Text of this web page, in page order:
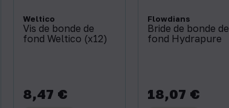
Weltico
Vis de bonde de
fond Weltico (x12)
Prix
8,47 €
Flowdians
Bride de bonde de
fond Hydrapure
Prix
18,07 €